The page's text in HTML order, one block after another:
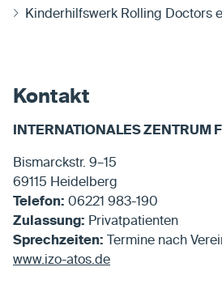
Kinderhilfswerk Rolling Doctors
Kontakt
INTERNATIONALES ZENTRUM
Bismarckstr. 9–15
69115 Heidelberg
Telefon: 06221 983-190
Zulassung: Privatpatienten
Sprechzeiten: Termine nach
www.izo-atos.de